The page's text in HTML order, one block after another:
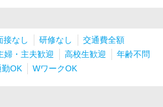
接なし 研修なし
交通費全額
婦・主夫歓迎 高校生歓迎
年齢不問
OK WワークOK